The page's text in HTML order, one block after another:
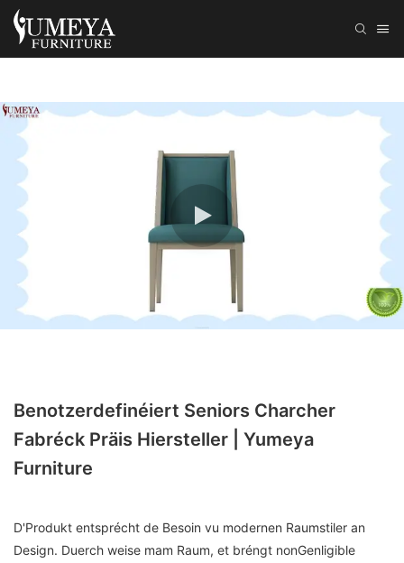
Benotzerdefinéiert Seniors Charcher
Fabréck Präis Hiersteller | Yumeya
Furniture
D'Produkt entsprécht de Besoin vu modernen Raumstiler an
Design. Duerch weise mam Raum, et bréngt nonGenligible